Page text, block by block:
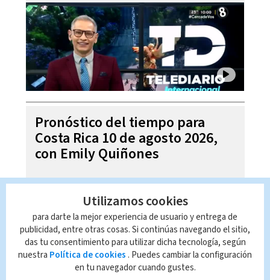
Pronóstico del tiempo para
Costa Rica 10 de agosto 2026,
con Emily Quiñones
Utilizamos cookies
para darte la mejor experiencia de usuario y entrega de
publicidad, entre otras cosas. Si continúas navegando el sitio,
das tu consentimiento para utilizar dicha tecnología, según
nuestra Política de cookies . Puedes cambiar la configuración
en tu navegador cuando gustes.